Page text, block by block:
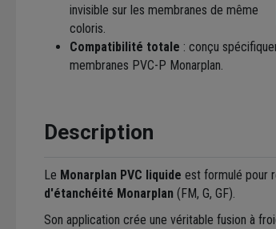
invisible sur les membranes de même
coloris.
Compatibilité totale : conçu
membranes PVC-P Monarplan.
Description
Le Monarplan PVC liquide est formulé pour
d'étanchéité Monarplan (FM, G, GF).
Son application crée une véritable fusion à